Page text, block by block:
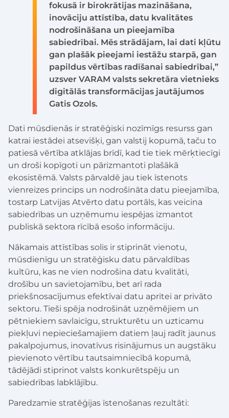
fokusā ir birokrātijas mazināšana,
inovāciju attīstība, datu kvalitātes
nodrošināšana un pieejamība
sabiedrībai. Mēs strādājam, lai dati kļūtu
gan plašāk pieejami iestāžu starpā, gan
papildus vērtības radīšanai sabiedrībai,”
uzsver VARAM valsts sekretāra vietnieks
digitālās transformācijas jautājumos
Gatis Ozols.
Dati mūsdienās ir stratēģiski nozīmīgs resurss gan
katrai iestādei atsevišķi, gan valstij kopumā, taču to
patiesā vērtība atklājas brīdī, kad tie tiek mērķtiecīgi
un droši kopīgoti un pārizmantoti plašākā
ekosistēmā. Valsts pārvaldē jau tiek īstenots
vienreizes princips un nodrošināta datu pieejamība,
tostarp Latvijas Atvērto datu portāls, kas veicina
sabiedrības un uzņēmumu iespējas izmantot
publiskā sektora rīcībā esošo informāciju.
Nākamais attīstības solis ir stiprināt vienotu,
mūsdienīgu un stratēģisku datu pārvaldības
kultūru, kas ne vien nodrošina datu kvalitāti,
drošību un savietojamību, bet arī rada
priekšnosacījumus efektīvai datu apritei ar privāto
sektoru. Tieši spēja nodrošināt uzņēmējiem un
pētniekiem savlaicīgu, strukturētu un uzticamu
piekļuvi nepieciešamajiem datiem ļauj radīt jaunus
pakalpojumus, inovatīvus risinājumus un augstāku
pievienoto vērtību tautsaimniecībā kopumā,
tādējādi stiprinot valsts konkurētspēju un
sabiedrības labklājību.
Paredzamie stratēģijas īstenošanas rezultāti: